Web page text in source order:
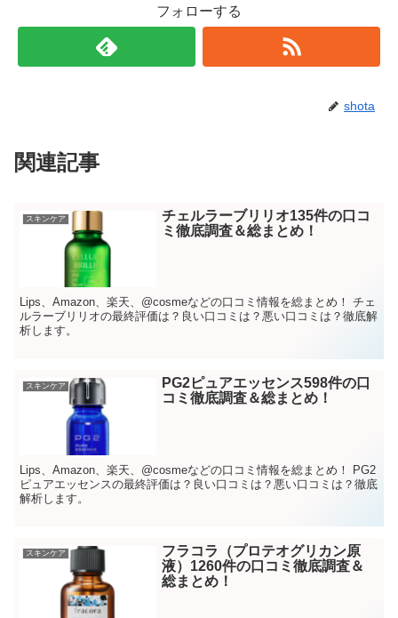
フォローする
shota
関連記事
スキンケア
チェルラーブリリオ135件の口コ
ミ徹底調査＆総まとめ！
Lips、Amazon、楽天、@cosmeなどの口コミ情報を総まとめ！ チェ
ルラーブリリオの最終評価は？良い口コミは？悪い口コミは？徹底解
析します。
スキンケア
PG2ピュアエッセンス598件の口
コミ徹底調査＆総まとめ！
Lips、Amazon、楽天、@cosmeなどの口コミ情報を総まとめ！ PG2
ピュアエッセンスの最終評価は？良い口コミは？悪い口コミは？徹底
解析します。
スキンケア
フラコラ（プロテオグリカン原
液）1260件の口コミ徹底調査＆
総まとめ！